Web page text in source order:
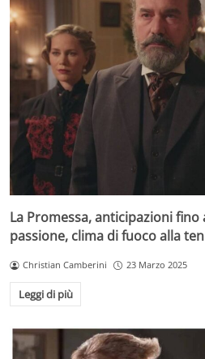
La Promessa, anticipazioni fino
passione, clima di fuoco alla
Christian Camberini 23 Marzo 2025
Leggi di più